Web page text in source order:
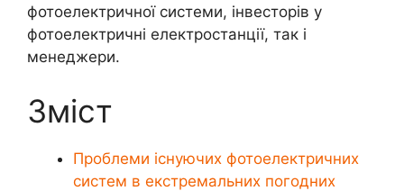
фотоелектричної системи, інвесторів у
фотоелектричні електростанції, так і
менеджери.
Зміст
Проблеми існуючих фотоелектричних
систем в екстремальних погодних